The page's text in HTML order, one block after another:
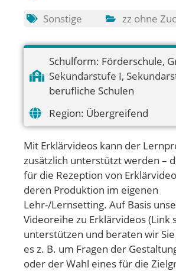
Sonstige zz ohne
Schulform: Förderschule,
Sekundarstufe I,
berufliche Schulen
Region: Übergreifend
Mit Erklärvideos kann der
zusätzlich unterstützt werden –
für die Rezeption von
deren Produktion im eigenen
Lehr-/Lernsetting. Auf Basis
Videoreihe zu Erklärvideos (Link
unterstützen und beraten wir
es z. B. um Fragen der
oder der Wahl eines für die